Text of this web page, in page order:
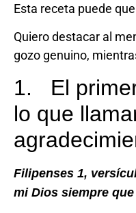
Esta receta puede
Quiero destacar al
gozo genuino,
1. El
lo que
Filipenses 1,
mi Dios siempre